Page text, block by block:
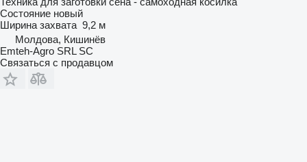
Состояние новый
Ширина захвата 9,2 м
Молдова, Кишинёв
Emteh-Agro SRL SC
Связаться с продавцом